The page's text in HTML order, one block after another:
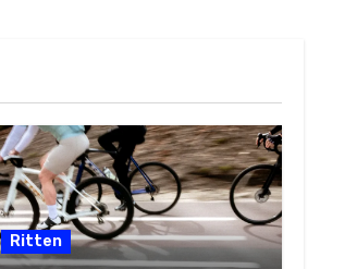
Ritten